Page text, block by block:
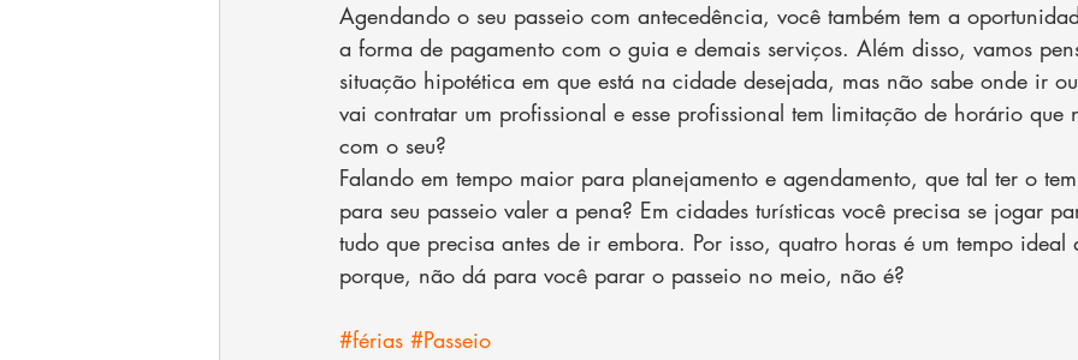
Agendando o seu passeio com antecedência, você também tem a
a forma de pagamento com o guia e demais serviços. Além disso, vamos
situação hipotética em que está na cidade desejada, mas não sabe onde ir
vai contratar um profissional e esse profissional tem limitação de horário que
com o seu?
Falando em tempo maior para planejamento e agendamento, que tal ter o
para seu passeio valer a pena? Em cidades turísticas você precisa se jogar
tudo que precisa antes de ir embora. Por isso, quatro horas é um tempo ideal
porque, não dá para você parar o passeio no meio, não é?
#férias #Passeio